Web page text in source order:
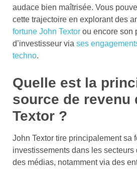
audace bien maîtrisée. Vous
cette trajectoire en explorant des
fortune John Textor ou encore son
d’investisseur via ses
techno.
Quelle est la
source de revenu
Textor ?
John Textor tire principalement sa
investissements dans les
des médias, notamment via des